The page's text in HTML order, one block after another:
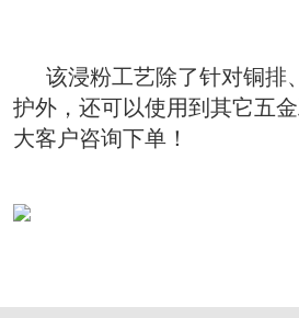
该浸粉工艺除了针对铜排
护外，还可以使用到其它五
大客户咨询下单！